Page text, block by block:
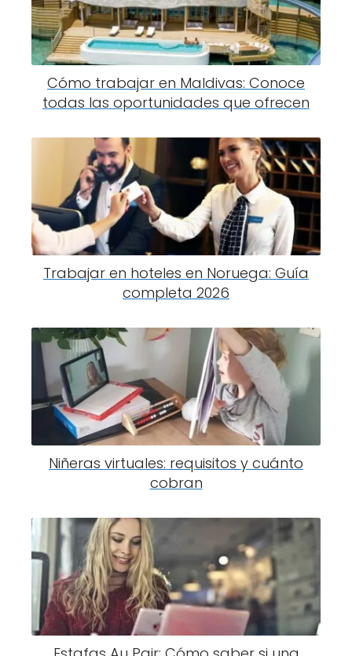
Cómo trabajar en Maldivas: Conoce
todas las oportunidades que ofrecen
Trabajar en hoteles en Noruega: Guía
completa 2026
Niñeras virtuales: requisitos y cuánto
cobran